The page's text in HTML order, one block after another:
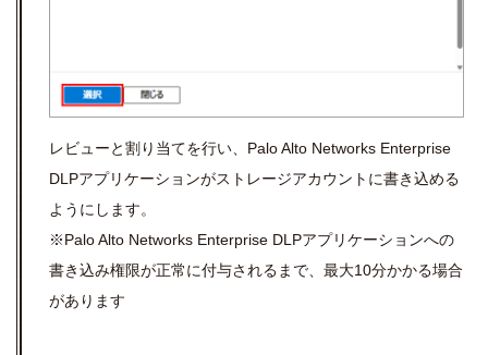
レビューと割り当てを行い、Palo Alto Networks Enterprise
DLPアプリケーションがストレージアカウントに書き込める
ようにします。
※Palo Alto Networks Enterprise DLPアプリケーションへの
書き込み権限が正常に付与されるまで、最大10分かかる場合
があります